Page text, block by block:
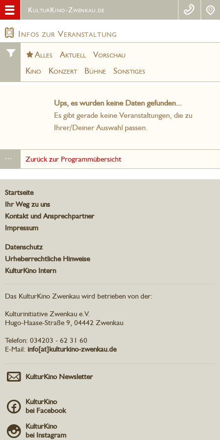
KulturKino-Zwenkau.de
Infos zur Veranstaltung
Alles Aktuell
Vorschau
Kino
Konzert Bühne Sonstiges
Ups, es wurden keine Daten gefunden...
Es gibt gerade keine Veranstaltungen, die zu
Ihrer/Deiner Auswahl passen.
... Zurück zur Programmübersicht
Startseite
Ihr Weg zu uns
Kontakt und Ansprechpartner
Impressum
Datenschutz
Urheberrechtliche Hinweise
KulturKino Intern
Das KulturKino Zwenkau wird betrieben von der:
Kulturinitiative Zwenkau e.V.
Hugo-Haase-Straße 9, 04442 Zwenkau
Telefon: 034203 - 62 31 60
E-Mail: info[at]kulturkino-zwenkau.de
KulturKino Newsletter
KulturKino
bei Facebook
KulturKino
bei Instagram